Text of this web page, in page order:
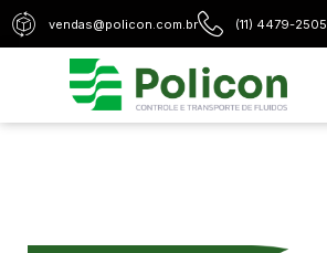
vendas@policon.com.br (11) 4479-2505